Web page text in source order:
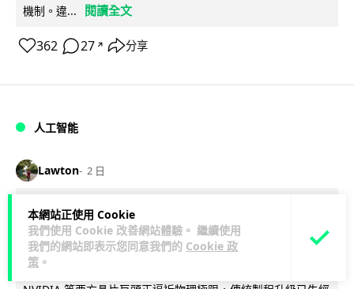
本網站正使用 Cookie
我們使用 Cookie 改善網站體驗。 繼續使用
我們的網站即表示您同意我們的 Cookie 政
策 。
機制。違...
閱讀全文
362 27 ↗ 分享
人工智能
Lawton 2 日
華為科學家警告 NVIDIA 已近物理極限
華為「韜定律」可繞過摩爾定律瓶頸
華為半導體首席科學家廖恒罕見接受近 5 小時專訪，警告